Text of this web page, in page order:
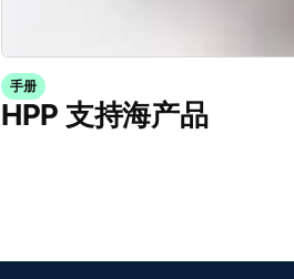
手册
HPP 支持海产品